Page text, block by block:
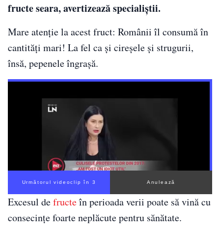
fructe seara, avertizează specialiștii.
Mare atenție la acest fruct: Românii îl consumă în
cantități mari! La fel ca și cireșele și strugurii,
însă, pepenele îngrașă.
Următorul videoclip în 2 Anulează
Excesul defructeîn perioada verii poate să vină cu
consecințe foarte neplăcute pentru sănătate.